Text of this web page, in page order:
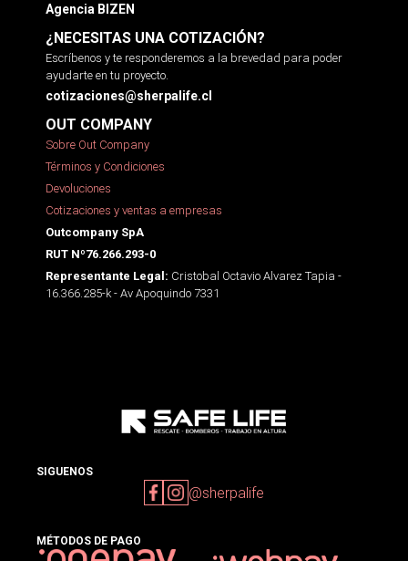
Agencia BIZEN
¿NECESITAS UNA COTIZACIÓN?
Escríbenos y te responderemos a la brevedad para poder
ayudarte en tu proyecto.
cotizaciones@sherpalife.cl
OUT COMPANY
Sobre Out Company
Términos y Condiciones
Devoluciones
Cotizaciones y ventas a empresas
Outcompany SpA
RUT Nº76.266.293-0
Representante Legal: Cristobal Octavio Alvarez Tapia -
16.366.285-k - Av Apoquindo 7331
SIGUENOS
@sherpalife
MÉTODOS DE PAGO